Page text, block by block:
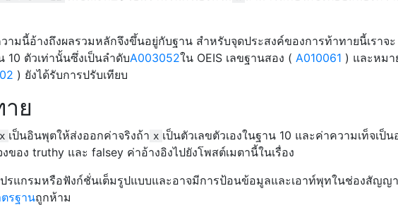
ามนี้อ้างถึงผลรวมหลักจึงขึ้นอยู่กับฐาน สำหรับจุดประสงค์ของการท้าทายนี้เราจะ
10 ตัวเท่านั้นซึ่งเป็นลำดับA003052ใน OEIS เลขฐานสอง ( A010061 ) และหมา
) ยังได้รับการปรับเทียบ
ย
x เป็นอินพุตให้ส่งออกค่าจริงถ้า x เป็นตัวเลขตัวเองในฐาน 10 และค่าความเท็จเป็น
ของ truthy และ falsey ค่าอ้างอิงไปยังโพสต์เมตานี้ในเรื่อง
รแกรมหรือฟังก์ชั่นเต็มรูปแบบและอาจมีการป้อนข้อมูลและเอาท์พุทในช่องสัญ
รฐานถูกห้าม